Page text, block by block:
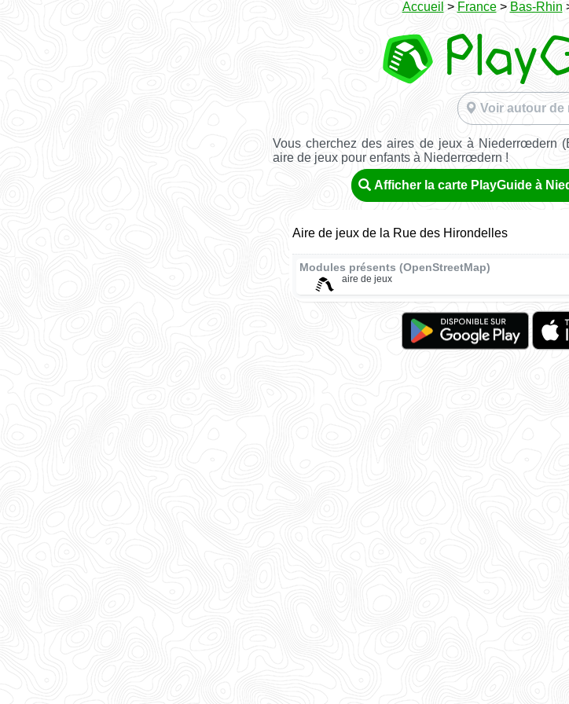
Accueil > France> Bas-Rhin
Voir autour de
Vous cherchez des aires de jeux à Niederrœdern
aire de jeux pour enfants à Niederrœdern !
Afficher la carte PlayGuide à
Aire de jeux de la Rue des Hirondelles
Modules présents (OpenStreetMap)
aire de jeux